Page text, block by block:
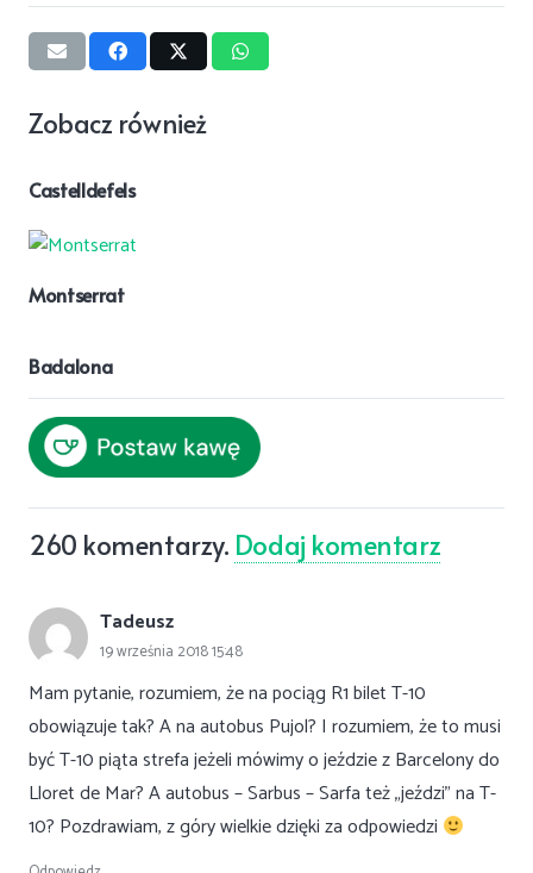
Zobacz również
Castelldefels
Montserrat
Badalona
260 komentarzy. Dodaj komentarz
Tadeusz
19 września 2018 15:48
Mam pytanie, rozumiem, że na pociąg R1 bilet T-10
obowiązuje tak? A na autobus Pujol? I rozumiem, że to musi
być T-10 piąta strefa jeżeli mówimy o jeździe z Barcelony do
Lloret de Mar? A autobus – Sarbus – Sarfa też „jeździ” na T-
10? Pozdrawiam, z góry wielkie dzięki za odpowiedzi